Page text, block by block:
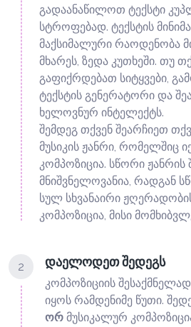
გადაანაწილოთ ტექსტი
სტროფებად. ტექსტის
მაქსიმალური რაოდენობა
მხარეს, ზედა კუთხეში. თუ
გაფიქრდებათ სიტყვები,
ტექსტის გენერატორი და
ხელოვნურ ინტელექტს.
შემდეგ თქვენ შეარჩიეთ
მუსიკის ჟანრი, რომელშიც
კომპოზიცია. სწორი ჟანრის
მნიშვნელოვანია, რადგან
სულ სხვანაირი
კომპოზიცია, მისი
2 დაელოდეთ შედეგს
კომპოზიციის
იყოს რამდენიმე წუთი.
ორ მუსიკალურ